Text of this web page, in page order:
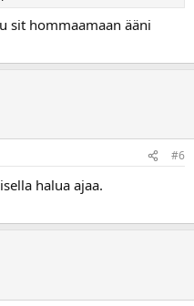
sit hommaamaan ääni
#6
halua ajaa.